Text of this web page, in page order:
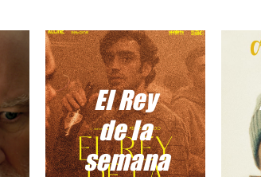
El Rey
de la
semana